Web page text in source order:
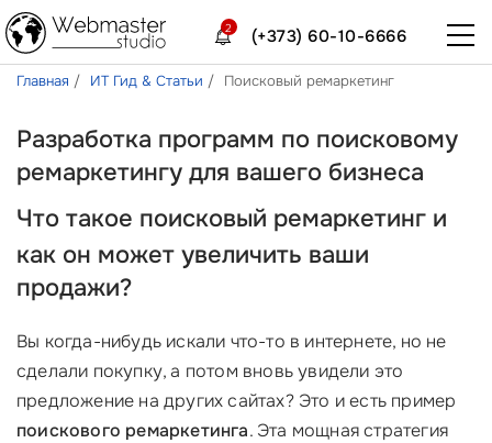
(+373) 60-10-6666
2
Главная ИТ Гид & Статьи Поисковый ремаркетинг
Разработка программ по поисковому
ремаркетингу для вашего бизнеса
Что такое поисковый ремаркетинг и
как он может увеличить ваши
продажи?
Вы когда-нибудь искали что-то в интернете, но не
сделали покупку, а потом вновь увидели это
предложение на других сайтах? Это и есть пример
поискового ремаркетинга. Эта мощная стратегия